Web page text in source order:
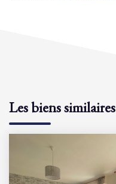
Les biens similaires